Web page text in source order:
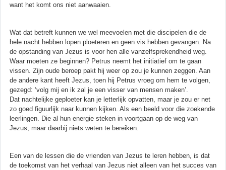
want het komt ons niet aanwaaien.
Wat dat betreft kunnen we wel meevoelen met die discipelen die de
hele nacht hebben lopen ploeteren en geen vis hebben gevangen. Na
de opstanding van Jezus is voor hen alle vanzelfsprekendheid weg.
Waar moeten ze beginnen? Petrus neemt het initiatief om te gaan
vissen. Zijn oude beroep pakt hij weer op zou je kunnen zeggen. Aan
de andere kant heeft Jezus, toen hij Petrus vroeg om hem te volgen,
gezegd: ‘volg mij en ik zal je een visser van mensen maken’.
Dat nachtelijke geploeter kan je letterlijk opvatten, maar je zou er net
zo goed figuurlijk naar kunnen kijken. Als een beeld voor die zoekende
leerlingen. Die al hun energie steken in voortgaan op de weg van
Jezus, maar daarbij niets weten te bereiken.
Een van de lessen die de vrienden van Jezus te leren hebben, is dat
de toekomst van het verhaal van Jezus niet alleen van het succes van